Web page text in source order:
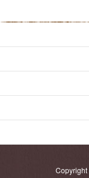
Copyright